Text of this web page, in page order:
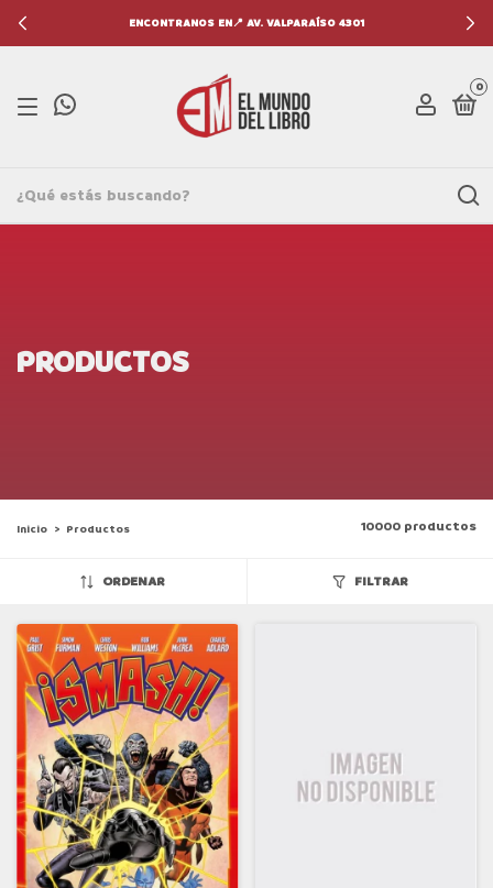
ENCONTRANOS EN📍 AV. VALPARAÍSO 4301
0
PRODUCTOS
Inicio > Productos 10000 productos
ORDENAR FILTRAR